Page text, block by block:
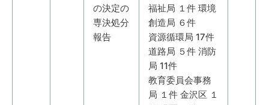
の決定の
専決処分
報告
福祉局 １件 環境
創造局 ６件
資源循環局 17件
道路局 ５件 消防
局 11件
教育委員会事務
局 １件 金沢区 １